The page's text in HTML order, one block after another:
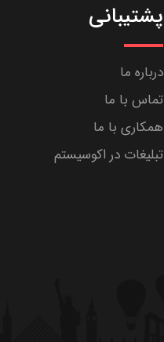
پشتیبانی
درباره ما
تماس با ما
همکاری با ما
تبلیغات در اکوسیستم